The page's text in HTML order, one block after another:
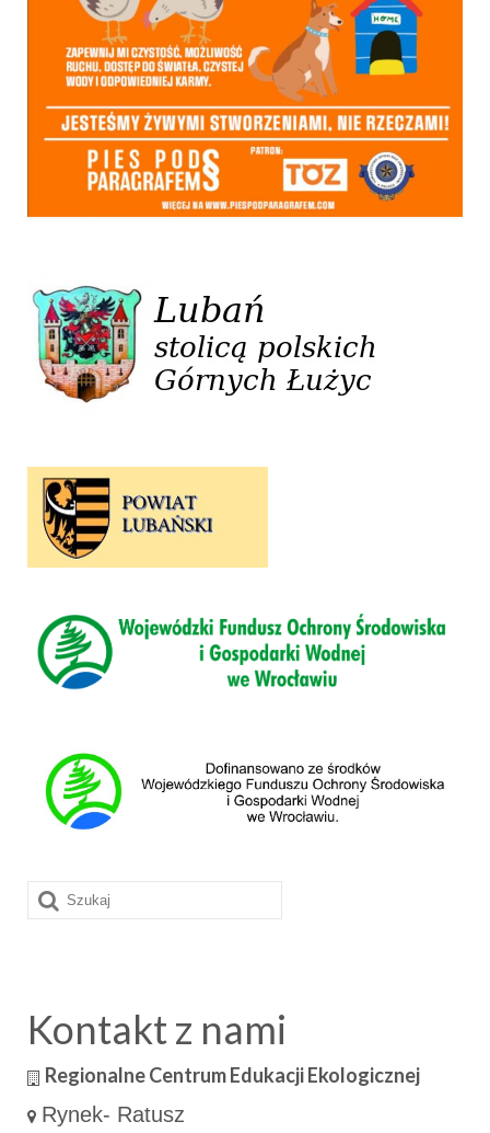
Szuklaj
w:
Kontakt z nami
Regionalne Centrum Edukacji Ekologicznej
Rynek- Ratusz